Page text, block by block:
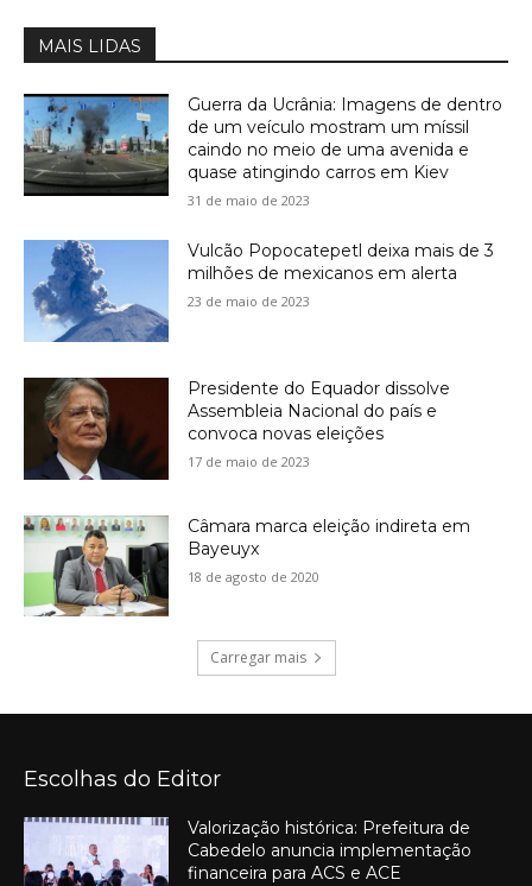
MAIS LIDAS
Guerra da Ucrânia: Imagens de dentro
de um veículo mostram um míssil
caindo no meio de uma avenida e
quase atingindo carros em Kiev
31 de maio de 2023
Vulcão Popocatepetl deixa mais de 3
milhões de mexicanos em alerta
23 de maio de 2023
Presidente do Equador dissolve
Assembleia Nacional do país e
convoca novas eleições
17 de maio de 2023
Câmara marca eleição indireta em
Bayeuyx
18 de agosto de 2020
Carregar mais
Escolhas do Editor
Valorização histórica: Prefeitura de
Cabedelo anuncia implementação
financeira para ACS e ACE